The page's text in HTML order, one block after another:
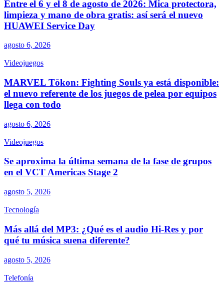
Entre el 6 y el 8 de agosto de 2026: Mica protectora,
limpieza y mano de obra gratis: así será el nuevo
HUAWEI Service Day
agosto 6, 2026
Videojuegos
MARVEL Tōkon: Fighting Souls ya está disponible:
el nuevo referente de los juegos de pelea por equipos
llega con todo
agosto 6, 2026
Videojuegos
Se aproxima la última semana de la fase de grupos
en el VCT Americas Stage 2
agosto 5, 2026
Tecnología
Más allá del MP3: ¿Qué es el audio Hi-Res y por
qué tu música suena diferente?
agosto 5, 2026
Telefonía